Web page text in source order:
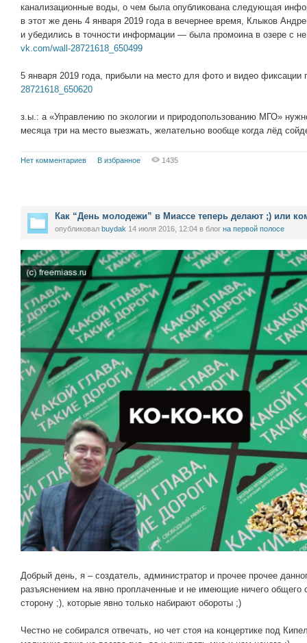
канализационные воды, о чем была опубликована следующая
в этот же день 4 января 2019 года в вечернее время, Клыков
и убедились в точности информации — была промоина в озере с
vk.com/wall-28721618_650499
5 января 2019 года, прибыли на место для фото и видео
28721618_650620
з.ы.: а «Управлению по экологии и природопользованию МГО»
месяца три на место выезжать, желательно вообще когда лёд
Нет комментариев В избранное 1435
Как “День молодежи” в Миассе теперь делают ;) или
опубликовал buydak 14 июля 2016, 12:04 в блог на первой полосе
Добрый день, я – создатель, администратор и прочее прочее
разъяснением на явно проплаченные и не имеющие ничего
сторону ;), которые явно только набирают обороты ;)
Честно не собирался отвечать, но чет стоя на концертике под